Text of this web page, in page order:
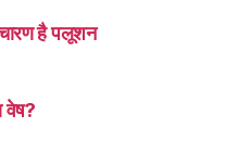
है पलूशन
वेष?